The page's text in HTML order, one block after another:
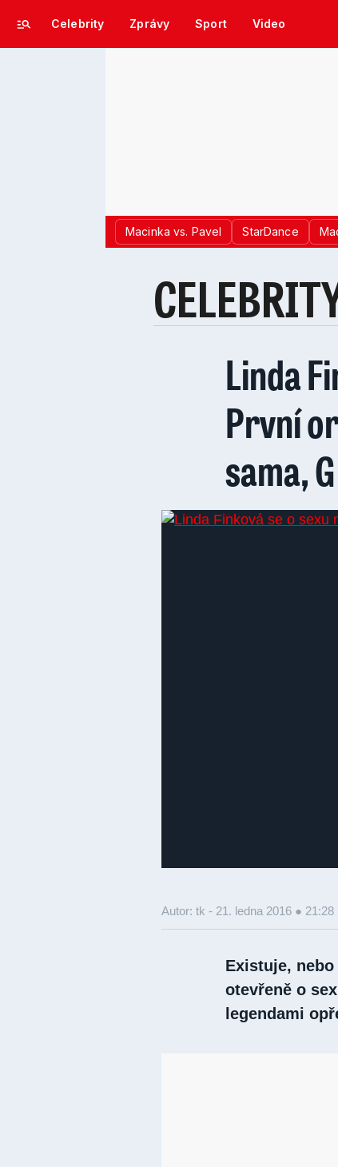
Celebrity Zprávy Sport Video
Macinka vs. Pavel StarDance
Linda
První
sama,
Autor: tk - 21. ledna 2016 ● 21:28
Existuje,
otevřeně o
legendami